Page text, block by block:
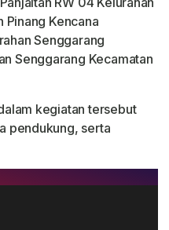
Pinang Kencana
Senggarang
Senggarang Kecamatan
kegiatan tersebut
pendukung, serta